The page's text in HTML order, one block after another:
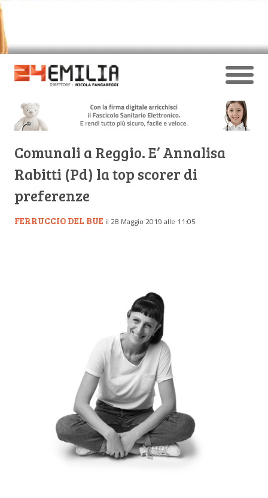
Comunali a Reggio. E’ Annalisa
Rabitti (Pd) la top scorer di
preferenze
FERRUCCIO DEL BUE il 28 Maggio 2019 alle 11:05